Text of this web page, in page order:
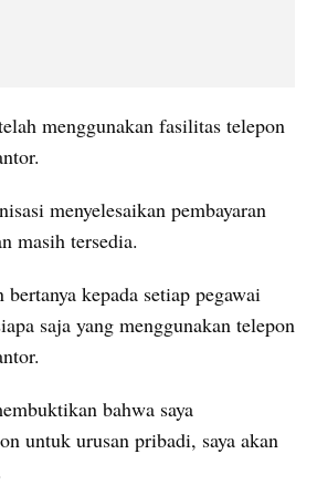
menggunakan fasilitas telepon
menyelesaikan pembayaran
masih tersedia.
bertanya kepada setiap pegawai
saja yang menggunakan telepon
bahwa saya
untuk urusan pribadi, saya akan